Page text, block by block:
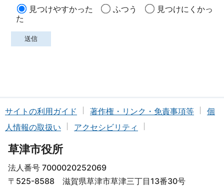
見つけやすかった
ふつう
見つけにくかっ
た
サイトの利用ガイド 著作権・リンク・免責事項等
個
人情報の取扱い
アクセシビリティ
草津市役所
法人番号 7000020252069
〒525-8588 滋賀県草津市草津三丁目13番30号